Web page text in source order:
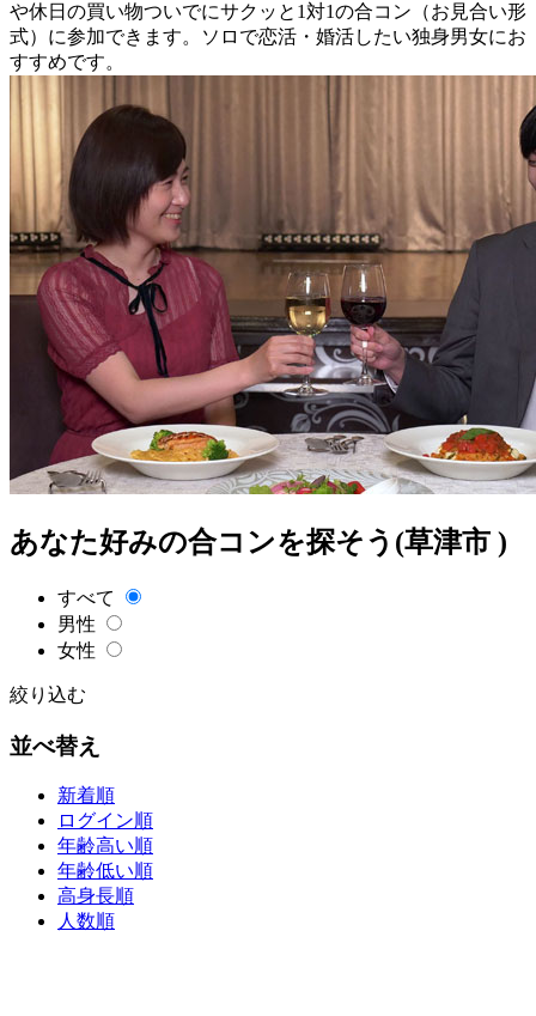
や休日の買い物ついでにサクッと1対1の合コン（お見合い形
式）に参加できます。ソロで恋活・婚活したい独身男女にお
すすめです。
あなた好みの合コンを探そう(草津市 )
すべて
男性
女性
絞り込む
並べ替え
新着順
ログイン順
年齢高い順
年齢低い順
高身長順
人数順